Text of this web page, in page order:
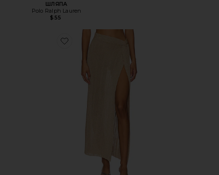
ШЛЯПА
Polo Ralph Lauren
$55
Favorite ЮБКА HEART OF GOLD